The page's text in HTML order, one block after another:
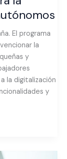
El programa
la
y
la digitalización
y